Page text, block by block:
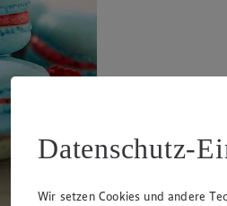
Datenschutz-
Wir setzen Cookies und andere